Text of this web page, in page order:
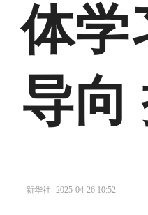
体学
导向
新华社 2025-04-26 10:52